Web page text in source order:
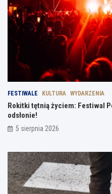
FESTIWALE KULTURA WYDARZENIA
Rokitki tętnią życiem: Festiwal
odsłonie!
5 sierpnia 2026